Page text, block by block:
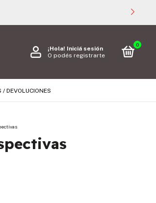
¡Hola! Iniciá sesión
O podés registrarte
0
/ DEVOLUCIONES